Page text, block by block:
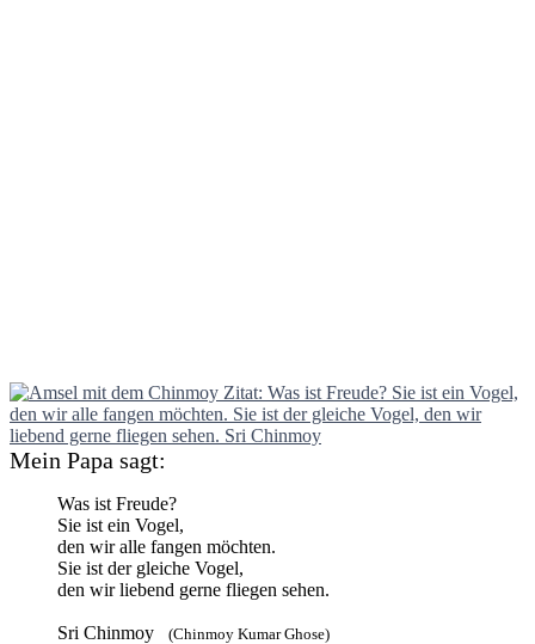
Mein Papa sagt:
Was ist Freude?
Sie ist ein Vogel,
den wir alle fangen möchten.
Sie ist der gleiche Vogel,
den wir liebend gerne fliegen sehen.
Sri Chinmoy (Chinmoy Kumar Ghose)